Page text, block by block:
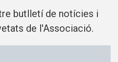
butlletí de notícies i
de l'Associació.